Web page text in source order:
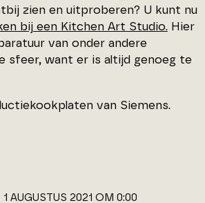
zien en uitproberen? U kunt nu
bij een Kitchen Art Studio.Hier
van onder andere
sfeer, want er is altijd genoeg te
van Siemens.
1 AUGUSTUS 2021 OM 0:00